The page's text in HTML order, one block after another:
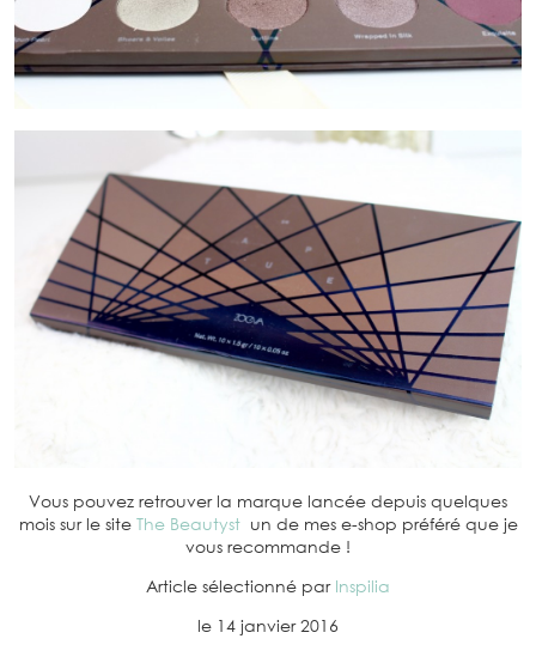
Vous pouvez retrouver la marque lancée depuis quelques
mois sur le site The Beautyst un de mes e-shop préféré que je
vous recommande !
Article sélectionné par Inspilia
le 14 janvier 2016